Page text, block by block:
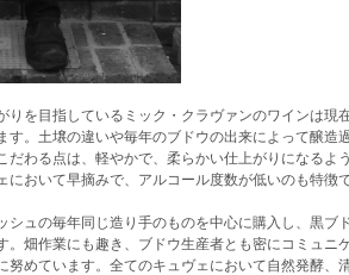
りを目指しているミック・クラヴァンのワインは現
す。土壌の違いや毎年のブドウの出来によって醸造
だわる点は、軽やかで、柔らかい仕上がりになる
において早摘みで、アルコール度数が低いのも特徴で
シュの毎年同じ造り手のものを中心に購入し、黒
。畑作業にも趣き、ブドウ生産者とも密にコミュ
努めています。全てのキュヴェにおいて自然発酵